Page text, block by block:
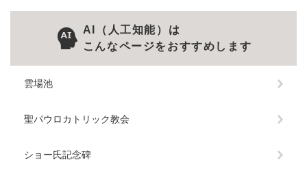
AI（人工知能）は
こんなページをおすすめします
雲場池
聖パウロカトリック教会
ショー氏記念碑